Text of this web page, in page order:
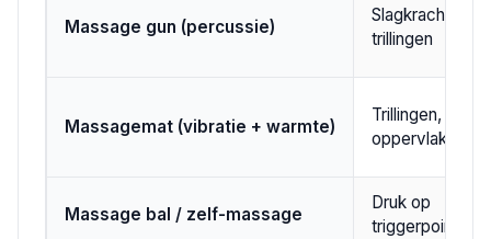
Massage gun (percussie)
Slagkracht,
trillingen
Massagemat (vibratie + warmte)
Trillingen,
Massage bal / zelf-massage
Druk op
triggerpoints